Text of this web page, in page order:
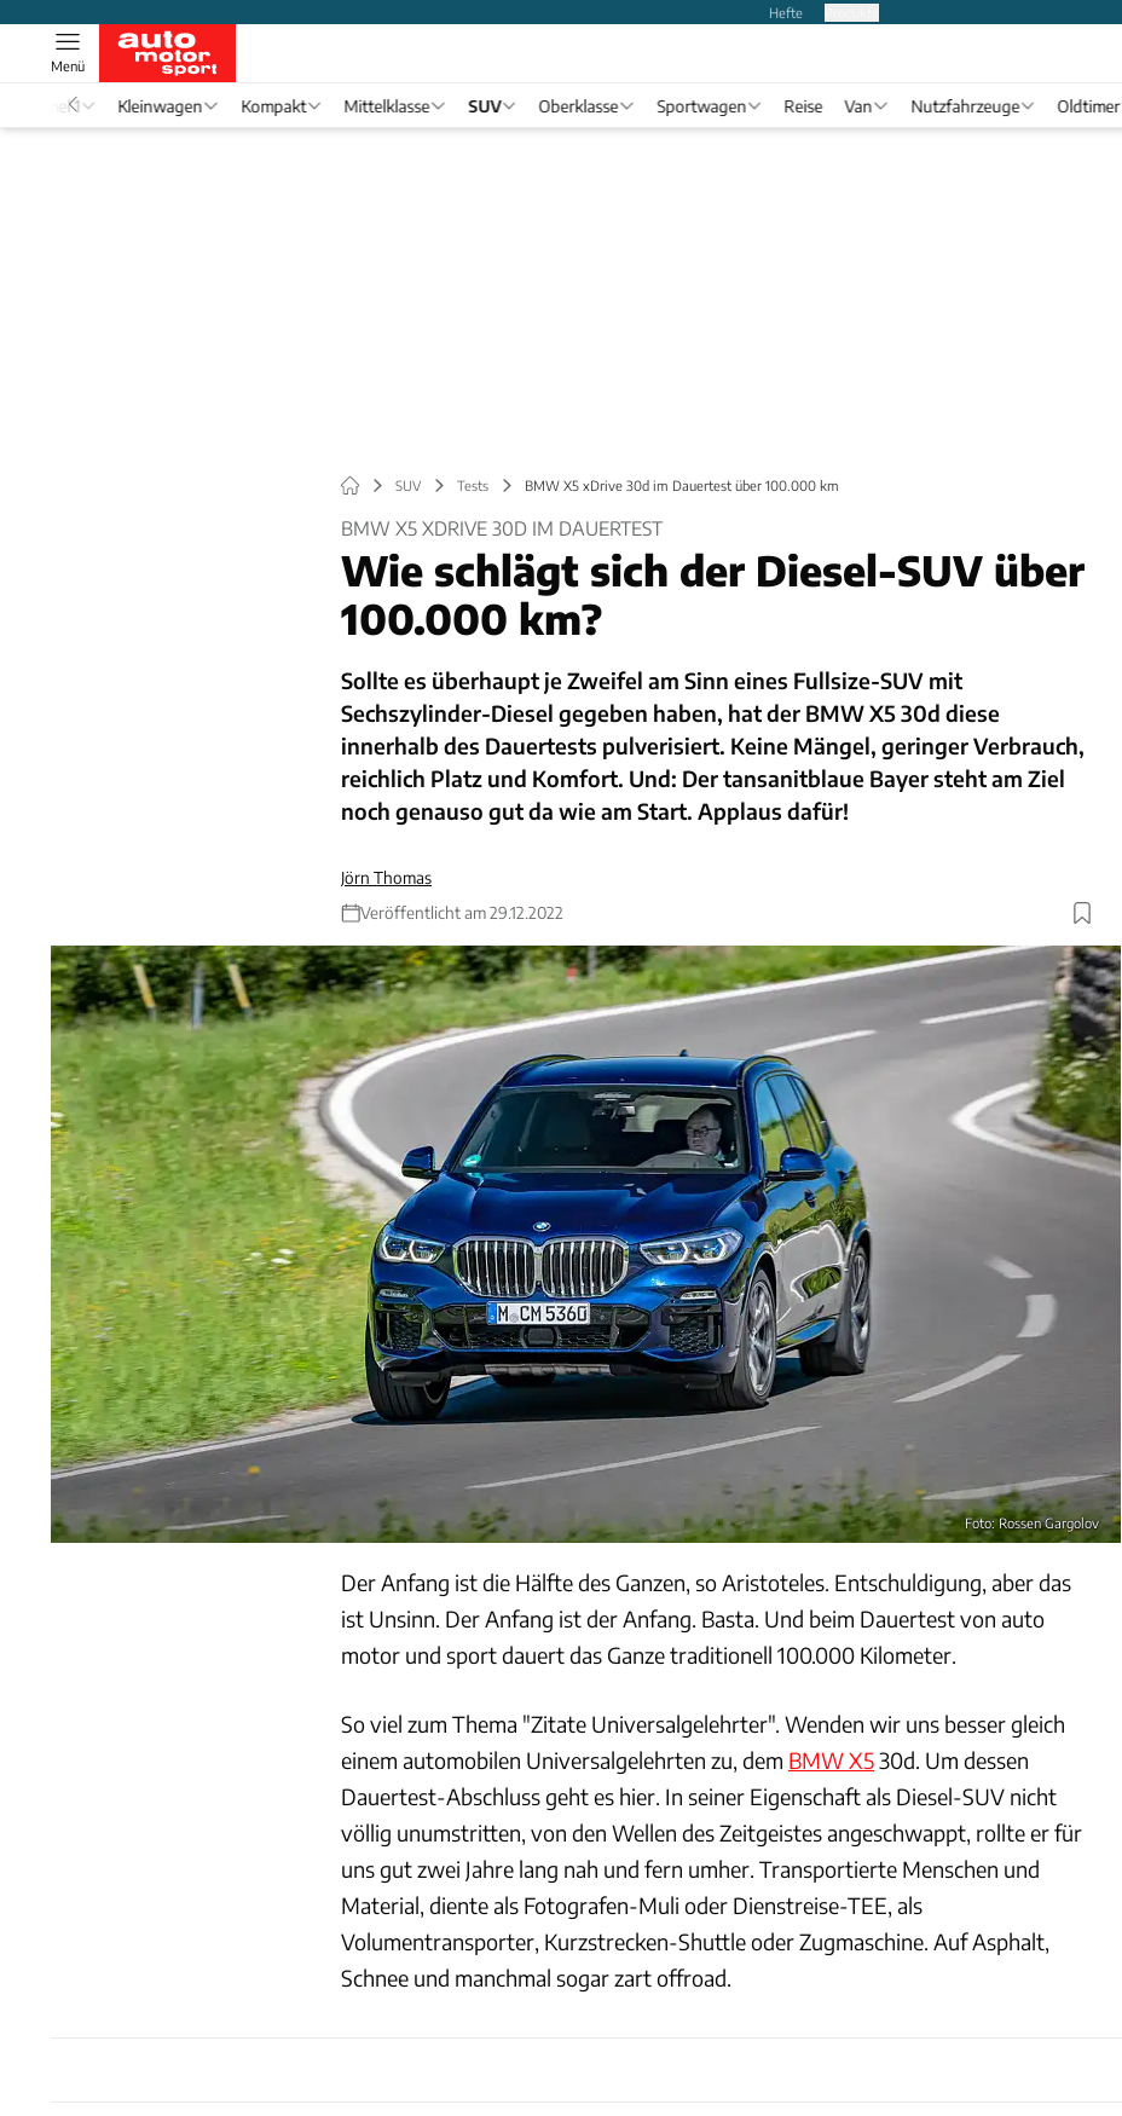
Hefte
Menü
Formel 1 Kleinwagen Kompakt Mittelklasse SUV Oberklasse Sportwagen Reise Van Nutzfahrzeuge Oldtimer
SUV Tests BMW X5 xDrive 30d im Dauertest über 100.000 km
BMW X5 XDRIVE 30D IM DAUERTEST
Wie schlägt sich der Diesel-SUV über
100.000 km?
Sollte es überhaupt je Zweifel am Sinn eines Fullsize-SUV mit
Sechszylinder-Diesel gegeben haben, hat der BMW X5 30d diese
innerhalb des Dauertests pulverisiert. Keine Mängel, geringer Verbrauch,
reichlich Platz und Komfort. Und: Der tansanitblaue Bayer steht am Ziel
noch genauso gut da wie am Start. Applaus dafür!
Jörn Thomas
Veröffentlicht am 29.12.2022
Foto: Rossen Gargolov
Der Anfang ist die Hälfte des Ganzen, so Aristoteles. Entschuldigung, aber das
ist Unsinn. Der Anfang ist der Anfang. Basta. Und beim Dauertest von auto
motor und sport dauert das Ganze traditionell 100.000 Kilometer.
So viel zum Thema "Zitate Universalgelehrter". Wenden wir uns besser gleich
einem automobilen Universalgelehrten zu, dem BMW X530d. Um dessen
Dauertest-Abschluss geht es hier. In seiner Eigenschaft als Diesel-SUV nicht
völlig unumstritten, von den Wellen des Zeitgeistes angeschwappt, rollte er für
uns gut zwei Jahre lang nah und fern umher. Transportierte Menschen und
Material, diente als Fotografen-Muli oder Dienstreise-TEE, als
Volumentransporter, Kurzstrecken-Shuttle oder Zugmaschine. Auf Asphalt,
Schnee und manchmal sogar zart offroad.